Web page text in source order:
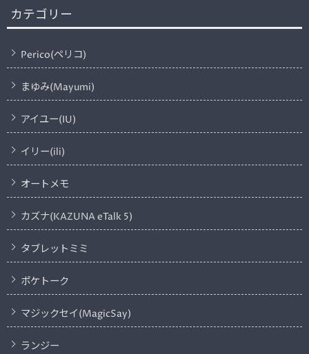
カテゴリー
Perico(ペリコ)
まゆみ(Mayumi)
アイユー(IU)
イリー(ili)
オートメモ
カズナ(KAZUNA eTalk 5)
タブレットミミ
ポケトーク
マジックセイ(MagicSay)
ランジー